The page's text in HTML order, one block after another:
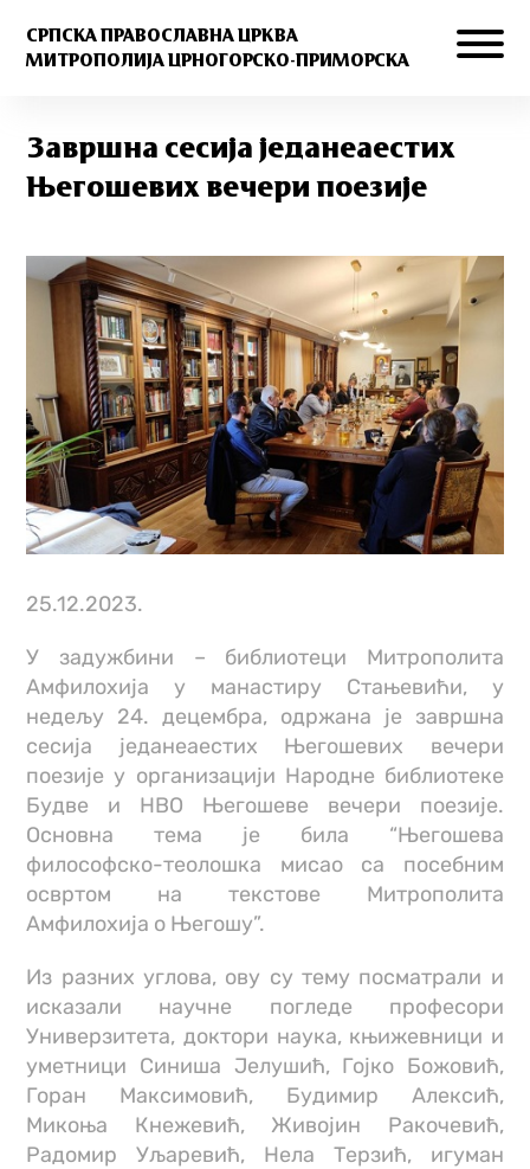
СРПСКА ПРАВОСЛАВНА ЦРКВА
МИТРОПОЛИЈА ЦРНОГОРСКО-ПРИМОРСКА
Завршна сесија једанеаестих
Његошевих вечери поезије
25.12.2023.
У задужбини – библиотеци Митрополита
Амфилохија у манастиру Стањевићи, у
недељу 24. децембра, одржана је завршна
сесија једанеаестих Његошевих вечери
поезије у организацији Народне библиотеке
Будве и НВО Његошеве вечери поезије.
Основна тема је била “Његошева
философско-теолошка мисао са посебним
освртом на текстове Митрополита
Амфилохија о Његошу”.
Из разних углова, ову су тему посматрали и
исказали научне погледе професори
Универзитета, доктори наука, књижевници и
уметници Синиша Јелушић, Гојко Божовић,
Горан Максимовић, Будимир Алексић,
Микоња Кнежевић, Живојин Ракочевић,
Радомир Уљаревић, Нела Терзић, игуман